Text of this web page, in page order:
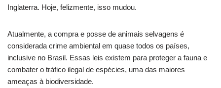
Inglaterra. Hoje, felizmente, isso mudou.
Atualmente, a compra e posse de animais selvagens é
considerada crime ambiental em quase todos os países,
inclusive no Brasil. Essas leis existem para proteger a fauna e
combater o tráfico ilegal de espécies, uma das maiores
ameaças à biodiversidade.